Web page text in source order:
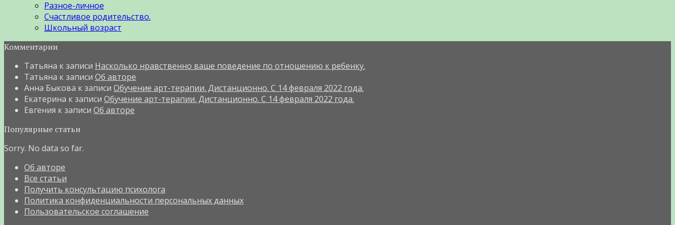
Разное-личное
Счастливое родительство.
Школьный возраст
Комментарии
Татьяна к записи Насколько нравственно ваше поведение по отношению к ребенку.
Татьяна к записи Об авторе
Анна Быкова к записи Обучение арт-терапии. Дистанционно. С 14 февраля 2022 года.
Екатерина к записи Обучение арт-терапии. Дистанционно. С 14 февраля 2022 года.
Евгения к записи Об авторе
Популярные статьи
Sorry. No data so far.
Об авторе
Все статьи
Получить консультацию психолога
Политика конфиденциальности персональных данных
Пользовательское соглашение